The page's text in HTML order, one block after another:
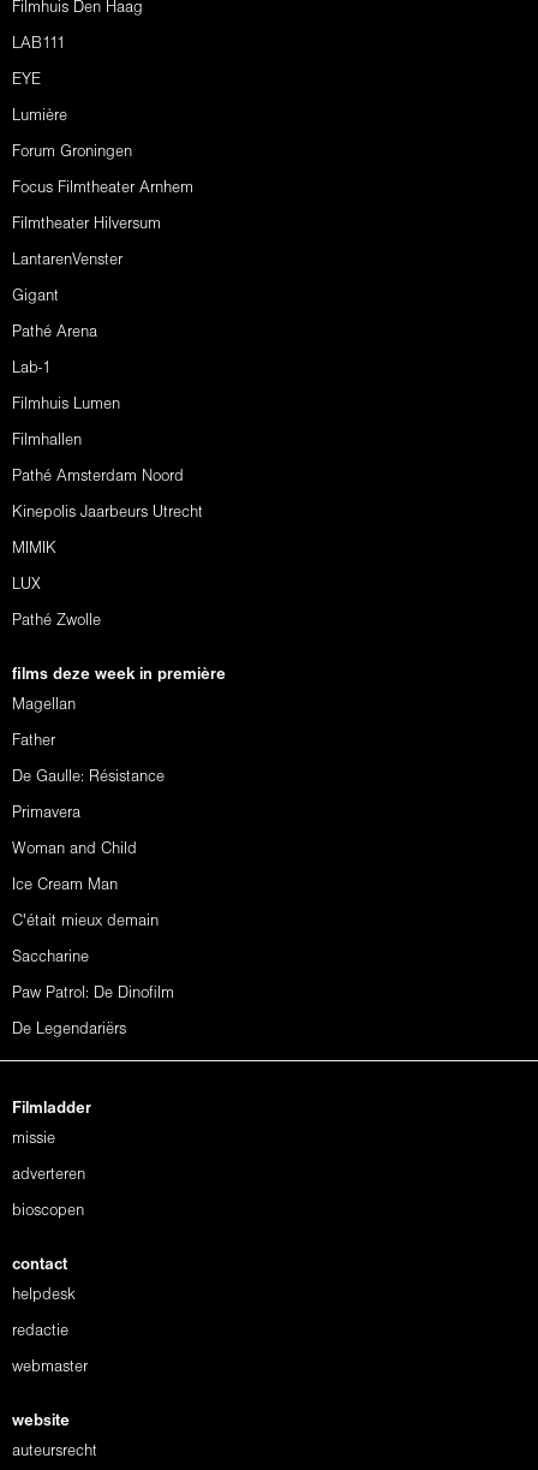
Filmhuis Den Haag
LAB111
EYE
Lumière
Forum Groningen
Focus Filmtheater Arnhem
Filmtheater Hilversum
LantarenVenster
Gigant
Pathé Arena
Lab-1
Filmhuis Lumen
Filmhallen
Pathé Amsterdam Noord
Kinepolis Jaarbeurs Utrecht
MIMIK
LUX
Pathé Zwolle
films deze week in première
Magellan
Father
De Gaulle: Résistance
Primavera
Woman and Child
Ice Cream Man
C'était mieux demain
Saccharine
Paw Patrol: De Dinofilm
De Legendariërs
Filmladder
missie
adverteren
bioscopen
contact
helpdesk
redactie
webmaster
website
auteursrecht